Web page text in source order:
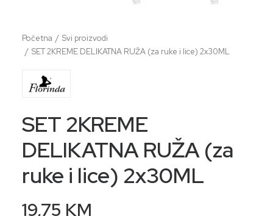
Početna
Svi proizvodi
SET 2KREME DELIKATNA RUŽA (za ruke i lice) 2x30ML
SET 2KREME
DELIKATNA RUŽA (za
ruke i lice) 2x30ML
19,75 KM